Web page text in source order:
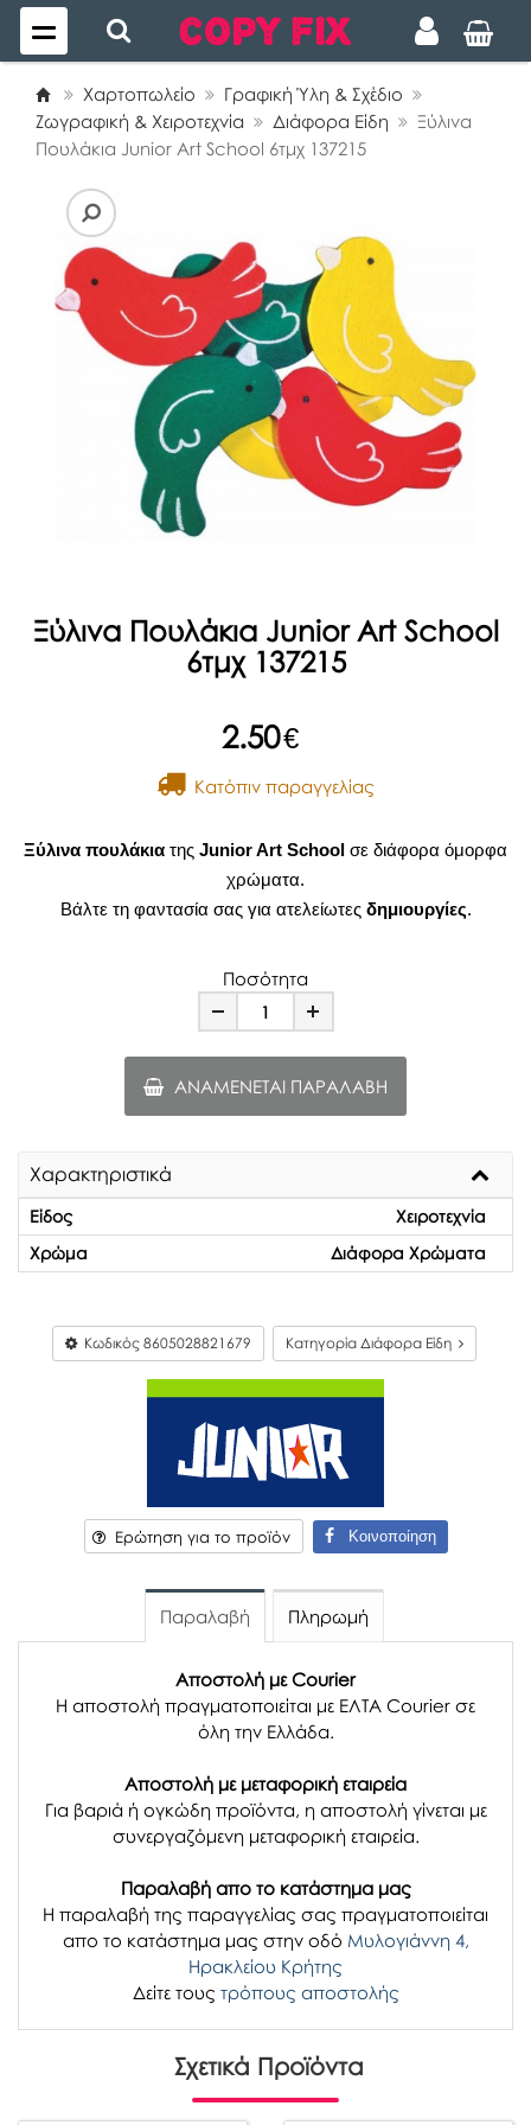
Χαρτοπωλείο
Γραφική Ύλη & Σχέδιο
Ζωγραφική & Χειροτεχνία
Διάφορα Είδη
Ξύλινα
Πουλάκια Junior Art School 6τμχ 137215
Ξύλινα Πουλάκια Junior Art School
6τμχ 137215
2.50€
Kατόπιν παραγγελίας
Ξύλινα πουλάκια της Junior Art School σε διάφορα όμορφα
χρώματα.
Βάλτε τη φαντασία σας για ατελείωτες δημιουργίες.
Ποσότητα
Minus Plus
ΑΝΑΜΈΝΕΤΑΙ ΠΑΡΑΛΑΒΉ
Χαρακτηριστικά
Είδος
Χειροτεχνία
Χρώμα
Διάφορα Χρώματα
Κωδικός 8605028821679 Κατηγορία Διάφορα Είδη
Ερώτηση για το προϊόν Κοινοποίηση
Παραλαβή Πληρωμή
Αποστολή με Courier
Η αποστολή πραγματοποιείται με ΕΛΤΑ Courier σε
όλη την Ελλάδα.
Αποστολή με μεταφορική εταιρεία
Για βαριά ή ογκώδη προϊόντα, η αποστολή γίνεται με
συνεργαζόμενη μεταφορική εταιρεία.
Παραλαβή απο το κατάστημα μας
H παραλαβή της παραγγελίας σας πραγματοποιείται
απο το κατάστημα μας στην οδό Μυλογιάννη 4,
Ηρακλείου Κρήτης
Δείτε τους τρόπους αποστολής
Σχετικά Προϊόντα